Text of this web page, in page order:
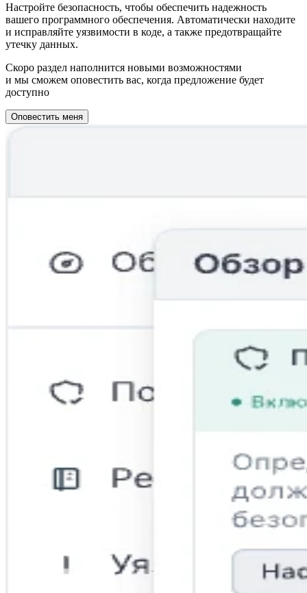
Настройте безопасность, чтобы обеспечить надежность
вашего программного обеспечения. Автоматически находите
и исправляйте уязвимости в коде, а также предотвращайте
утечку данных.
Скоро раздел наполнится новыми возможностями
и мы сможем оповестить вас, когда предложение будет
доступно
Оповестить меня